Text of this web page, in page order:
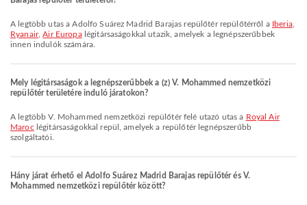
A legtöbb utas a Adolfo Suárez Madrid Barajas repülőtér repülőtérről a Iberia,
Ryanair,Air Europalégitársaságokkal utazik, amelyek a legnépszerűbbek
innen indulók számára.
Mely légitársaságok a legnépszerűbbek a (z) V. Mohammed nemzetközi
repülőtér területére induló járatokon?
A legtöbb V. Mohammed nemzetközi repülőtér felé utazó utas a Royal Air
Maroc légitársaságokkal repül, amelyek a repülőtér legnépszerűbb
szolgáltatói.
Hány járat érhető el Adolfo Suárez Madrid Barajas repülőtér és V.
Mohammed nemzetközi repülőtér között?